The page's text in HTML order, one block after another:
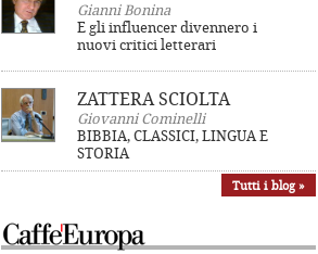
Gianni Bonina
E gli influencer divennero i
nuovi critici letterari
ZATTERA SCIOLTA
Giovanni Cominelli
BIBBIA, CLASSICI, LINGUA E
STORIA
Tutti i blog »